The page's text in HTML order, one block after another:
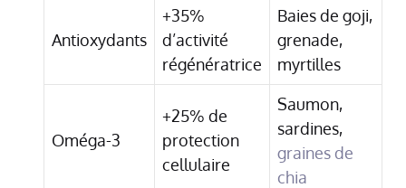
Antioxydants
+35%
d’activité
régénératrice
Baies de goji,
grenade,
myrtilles
Oméga-3
+25% de
protection
cellulaire
Saumon,
sardines,
graines de
chia